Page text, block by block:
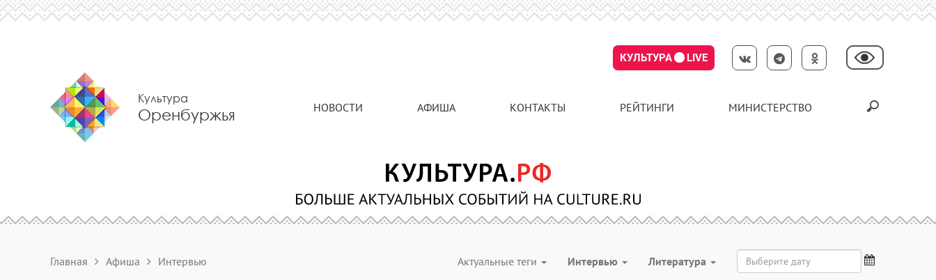
КУЛЬТУРА LIVE
Культура
Оренбуржья НОВОСТИ АФИША КОНТАКТЫ РЕЙТИНГИ МИНИСТЕРСТВО
Главная Афиша Интервью Актуальные теги Интервью Литература